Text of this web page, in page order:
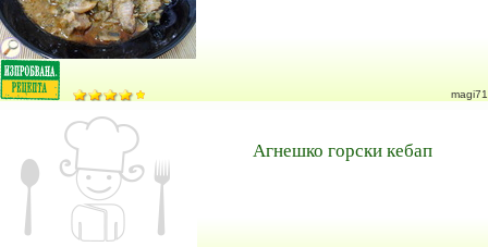
magi71
Агнешко горски кебап